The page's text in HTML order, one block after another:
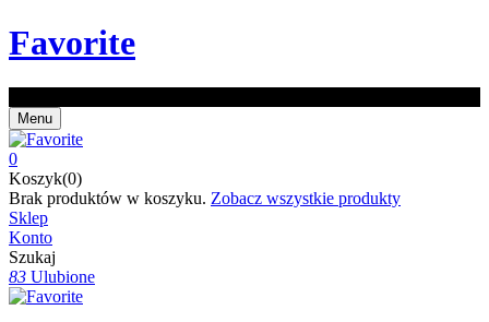
Favorite
Menu
0
Koszyk(0)
Brak produktów w koszyku. Zobacz wszystkie produkty
Sklep
Konto
Szukaj
83 Ulubione